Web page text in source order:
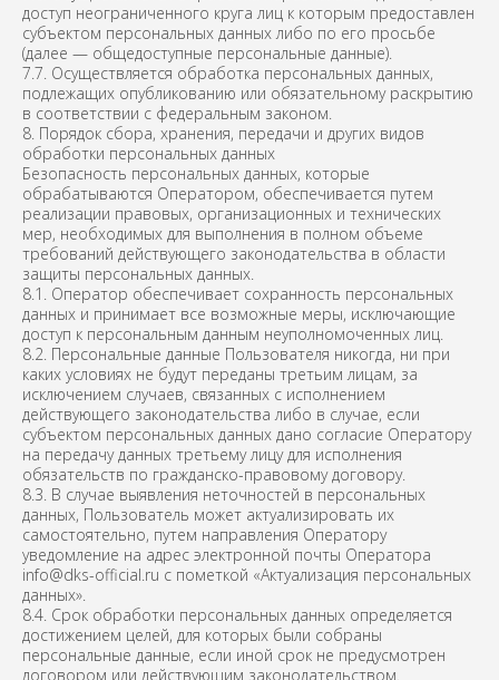
доступ неограниченного круга лиц к которым предоставлен
субъектом персональных данных либо по его просьбе
(далее — общедоступные персональные данные).
7.7. Осуществляется обработка персональных данных,
подлежащих опубликованию или обязательному раскрытию
в соответствии с федеральным законом.
8. Порядок сбора, хранения, передачи и других видов
обработки персональных данных
Безопасность персональных данных, которые
обрабатываются Оператором, обеспечивается путем
реализации правовых, организационных и технических
мер, необходимых для выполнения в полном объеме
требований действующего законодательства в области
защиты персональных данных.
8.1. Оператор обеспечивает сохранность персональных
данных и принимает все возможные меры, исключающие
доступ к персональным данным неуполномоченных лиц.
8.2. Персональные данные Пользователя никогда, ни при
каких условиях не будут переданы третьим лицам, за
исключением случаев, связанных с исполнением
действующего законодательства либо в случае, если
субъектом персональных данных дано согласие Оператору
на передачу данных третьему лицу для исполнения
обязательств по гражданско-правовому договору.
8.3. В случае выявления неточностей в персональных
данных, Пользователь может актуализировать их
самостоятельно, путем направления Оператору
уведомление на адрес электронной почты Оператора
info@dks-official.ru с пометкой «Актуализация персональных
данных».
8.4. Срок обработки персональных данных определяется
достижением целей, для которых были собраны
персональные данные, если иной срок не предусмотрен
договором или действующим законодательством.